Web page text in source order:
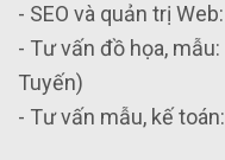
- SEO và quản trị Web:
- Tư vấn đồ họa, mẫu:
Tuyến)
- Tư vấn mẫu, kế toán: